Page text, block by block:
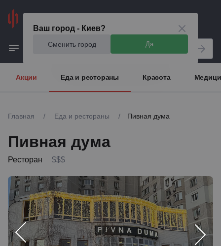
Ваш город - Киев?
Сменить город Да
Акции Еда и рестораны Красота
Главная / Еда и рестораны / Пивная дума
Пивная дума
Ресторан $$$